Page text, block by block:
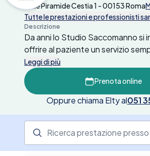
Viale Piramide Cestia 1 - 00153 Roma
Tutte le prestazioni e professionisti
Descrizione
Da anni lo Studio Saccomanno si
offrire al paziente un servizio
completo, mirato alla prevenzione
mantenimento del benessere
persona.
Leggi di più
Prenota online
Oppure chiama Elty al051